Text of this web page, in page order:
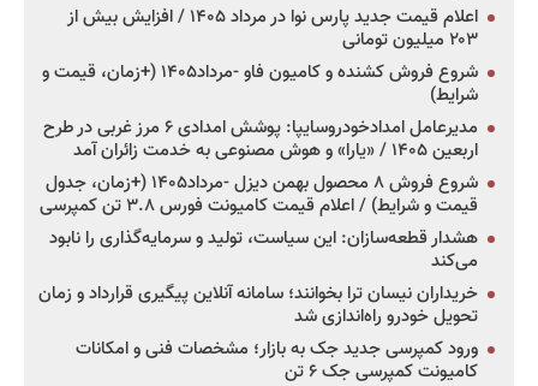
اعلام قیمت جدید پارس نوا در مرداد ۱۴۰۵ / افزایش بیش از
۲۰۳ میلیون تومانی
شروع فروش کشنده و کامیون فاو -مرداد۱۴۰۵ (+زمان، قیمت و
شرایط)
مدیرعامل امدادخودروسایپا: پوشش امدادی ۶ مرز غربی در طرح
اربعین ۱۴۰۵ / «یارا» و هوش مصنوعی به خدمت زائران آمد
شروع فروش ۸ محصول بهمن دیزل -مرداد۱۴۰۵ (+زمان، جدول
قیمت و شرایط) / اعلام قیمت کامیونت فورس ۳.۸ تن کمپرسی
هشدار قطعه‌سازان: این سیاست، تولید و سرمایه‌گذاری را نابود
می‌کند
خریداران نیسان ترا بخوانند؛ سامانه آنلاین پیگیری قرارداد و زمان
تحویل خودرو راه‌اندازی شد
ورود کمپرسی جدید جک به بازار؛ مشخصات فنی و امکانات
کامیونت کمپرسی جک ۶ تن